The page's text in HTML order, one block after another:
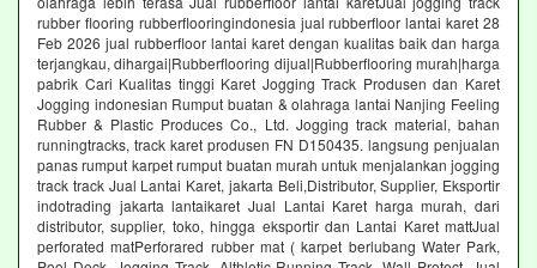
rubber flooring rubberflooringindonesia jual rubberfloor lantai karet 28
Feb 2026 jual rubberfloor lantai karet dengan kualitas baik dan harga
terjangkau, dihargai|Rubberflooring dijual|Rubberflooring murah|harga
pabrik Cari Kualitas tinggi Karet Jogging Track Produsen dan Karet
Jogging indonesian Rumput buatan & olahraga lantai Nanjing Feeling
Rubber & Plastic Produces Co., Ltd. Jogging track material, bahan
runningtracks, track karet produsen FN D150435. langsung penjualan
panas rumput karpet rumput buatan murah untuk menjalankan jogging
track track Jual Lantai Karet, jakarta Beli,Distributor, Supplier, Eksportir
indotrading jakarta lantaikaret Jual Lantai Karet harga murah, dari
distributor, supplier, toko, hingga eksportir dan Lantai Karet mattJual
perforated matPerforared rubber mat ( karpet berlubang Water Park,